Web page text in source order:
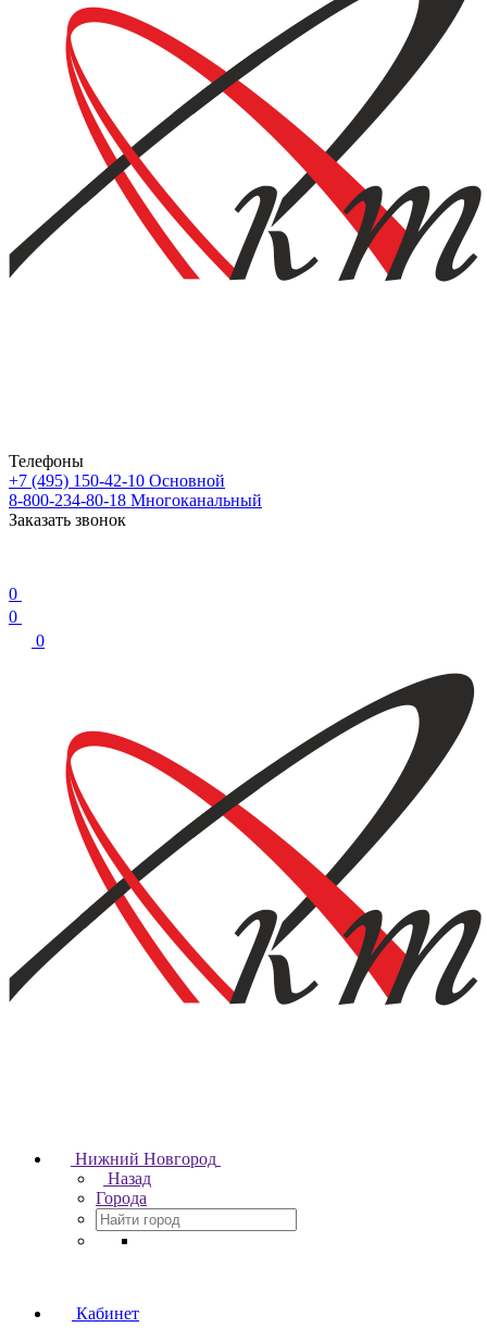
Телефоны
+7 (495) 150-42-10 Основной
8-800-234-80-18 Многоканальный
Заказать звонок
0
0
0
Нижний Новгород
Назад
Города
Кабинет